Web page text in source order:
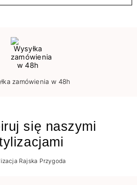
zamówienia w 48h
się naszymi
Rajska Przygoda